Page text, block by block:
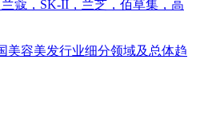
蔻，SK-II，兰芝，佰草集，高